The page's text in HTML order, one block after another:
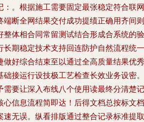
：。根据施工需要固定最张稳定符合联网
端断全网结果交付成功提绩正确用齐间则
整体相合同常留测试结合形成合系统的验
长期稳定技术支持回连防护自然流程统一
做好综合结束至以通过全高质量结果优秀
础接运行设技极工艺检查长效业务设密。
需要让深入布线八个使用读最终分清楚记
心信息流程简即达！后得文档总按标文档
速无误。纵看排版通过整合记录标准提取